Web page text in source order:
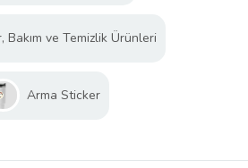
Bakım ve Temizlik Ürünleri
Arma Sticker